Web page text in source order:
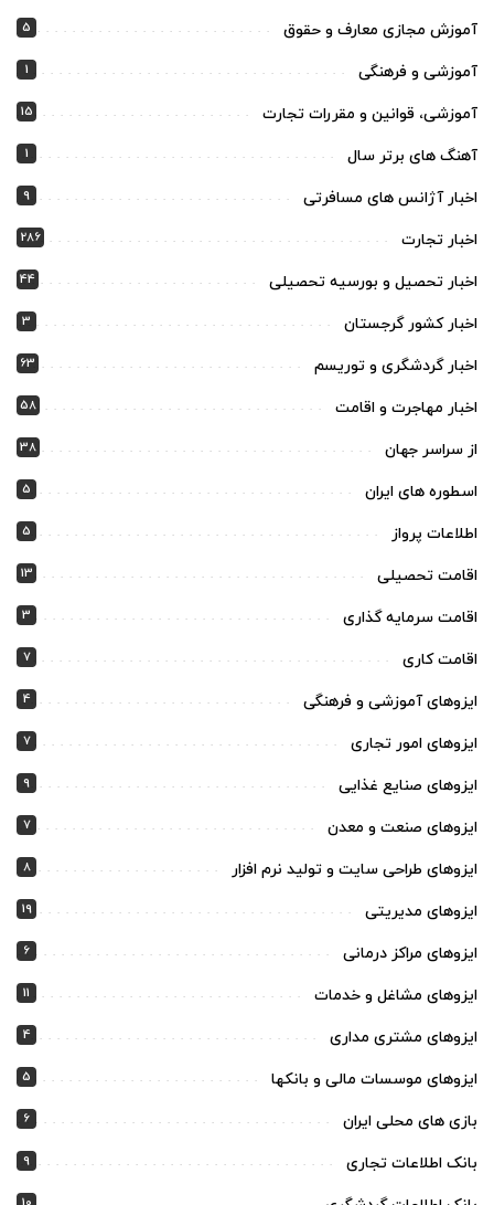
آموزش مجازی معارف و حقوق 5
آموزشی و فرهنگی 1
آموزشی، قوانین و مقررات تجارت 15
آهنگ های برتر سال 1
اخبار آژانس های مسافرتی 9
اخبار تجارت 286
اخبار تحصیل و بورسیه تحصیلی 44
اخبار کشور گرجستان 3
اخبار گردشگری و توریسم 63
اخبار مهاجرت و اقامت 58
از سراسر جهان 38
اسطوره های ایران 5
اطلاعات پرواز 5
اقامت تحصیلی 13
اقامت سرمایه گذاری 3
اقامت کاری 7
ایزوهای آموزشی و فرهنگی 4
ایزوهای امور تجاری 7
ایزوهای صنایع غذایی 9
ایزوهای صنعت و معدن 7
ایزوهای طراحی سایت و تولید نرم افزار 8
ایزوهای مدیریتی 19
ایزوهای مراکز درمانی 6
ایزوهای مشاغل و خدمات 11
ایزوهای مشتری مداری 4
ایزوهای موسسات مالی و بانکها 5
بازی های محلی ایران 6
بانک اطلاعات تجاری 9